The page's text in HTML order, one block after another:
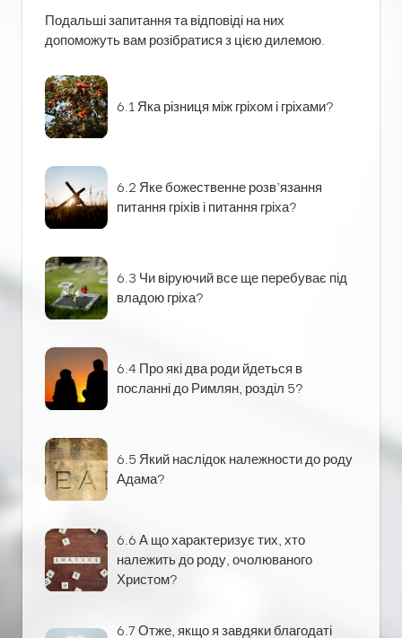
Подальші запитання та відповіді на них
допоможуть вам розібратися з цією дилемою.
6.1 Яка різниця між гріхом і гріхами?
6.2 Яке божественне розв’язання
питання гріхів і питання гріха?
6.3 Чи віруючий все ще перебуває під
владою гріха?
6.4 Про які два роди йдеться в
посланні до Римлян, розділ 5?
6.5 Який наслідок належности до роду
Адама?
6.6 А що характеризує тих, хто
належить до роду, очолюваного
Христом?
6.7 Отже, якщо я завдяки благодаті